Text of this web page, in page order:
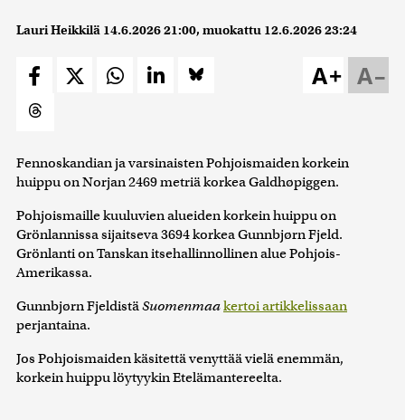
Lauri Heikkilä 14.6.2026 21:00, muokattu 12.6.2026 23:24
A–
A+
Fennoskandian ja varsinaisten Pohjoismaiden korkein
huippu on Norjan 2469 metriä korkea Galdhøpiggen.
Pohjoismaille kuuluvien alueiden korkein huippu on
Grönlannissa sijaitseva 3694 korkea Gunnbjørn Fjeld.
Grönlanti on Tanskan itsehallinnollinen alue Pohjois-
Amerikassa.
Gunnbjørn FjeldistäSuomenmaakertoi artikkelissaan
perjantaina.
Jos Pohjoismaiden käsitettä venyttää vielä enemmän,
korkein huippu löytyykin Etelämantereelta.